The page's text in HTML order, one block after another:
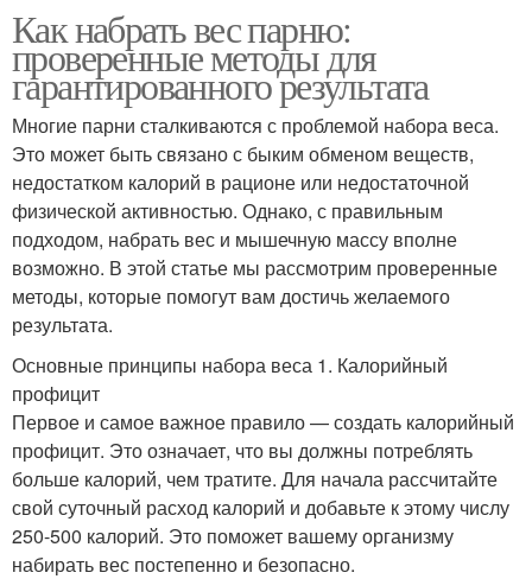
Как набрать вес парню:
проверенные методы для
гарантированного результата
Многие парни сталкиваются с проблемой набора веса.
Это может быть связано с быким обменом веществ,
недостатком калорий в рационе или недостаточной
физической активностью. Однако, с правильным
подходом, набрать вес и мышечную массу вполне
возможно. В этой статье мы рассмотрим проверенные
методы, которые помогут вам достичь желаемого
результата.
Основные принципы набора веса 1. Калорийный
профицит
Первое и самое важное правило — создать калорийный
профицит. Это означает, что вы должны потреблять
больше калорий, чем тратите. Для начала рассчитайте
свой суточный расход калорий и добавьте к этому числу
250-500 калорий. Это поможет вашему организму
набирать вес постепенно и безопасно.